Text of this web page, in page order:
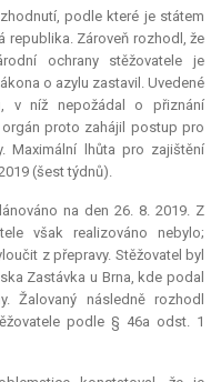
podle které je státem
republika. Zároveň rozhodl, že
ochrany stěžovatele je
o azylu zastavil. Uvedené
v níž nepožádal o přiznání
proto zahájil postup pro
Maximální lhůta pro zajištění
(šest týdnů).
na den 26. 8. 2019. Z
však realizováno nebylo;
z přepravy. Stěžovatel byl
Zastávka u Brna, kde podal
Žalovaný následně rozhodl
podle § 46a odst. 1